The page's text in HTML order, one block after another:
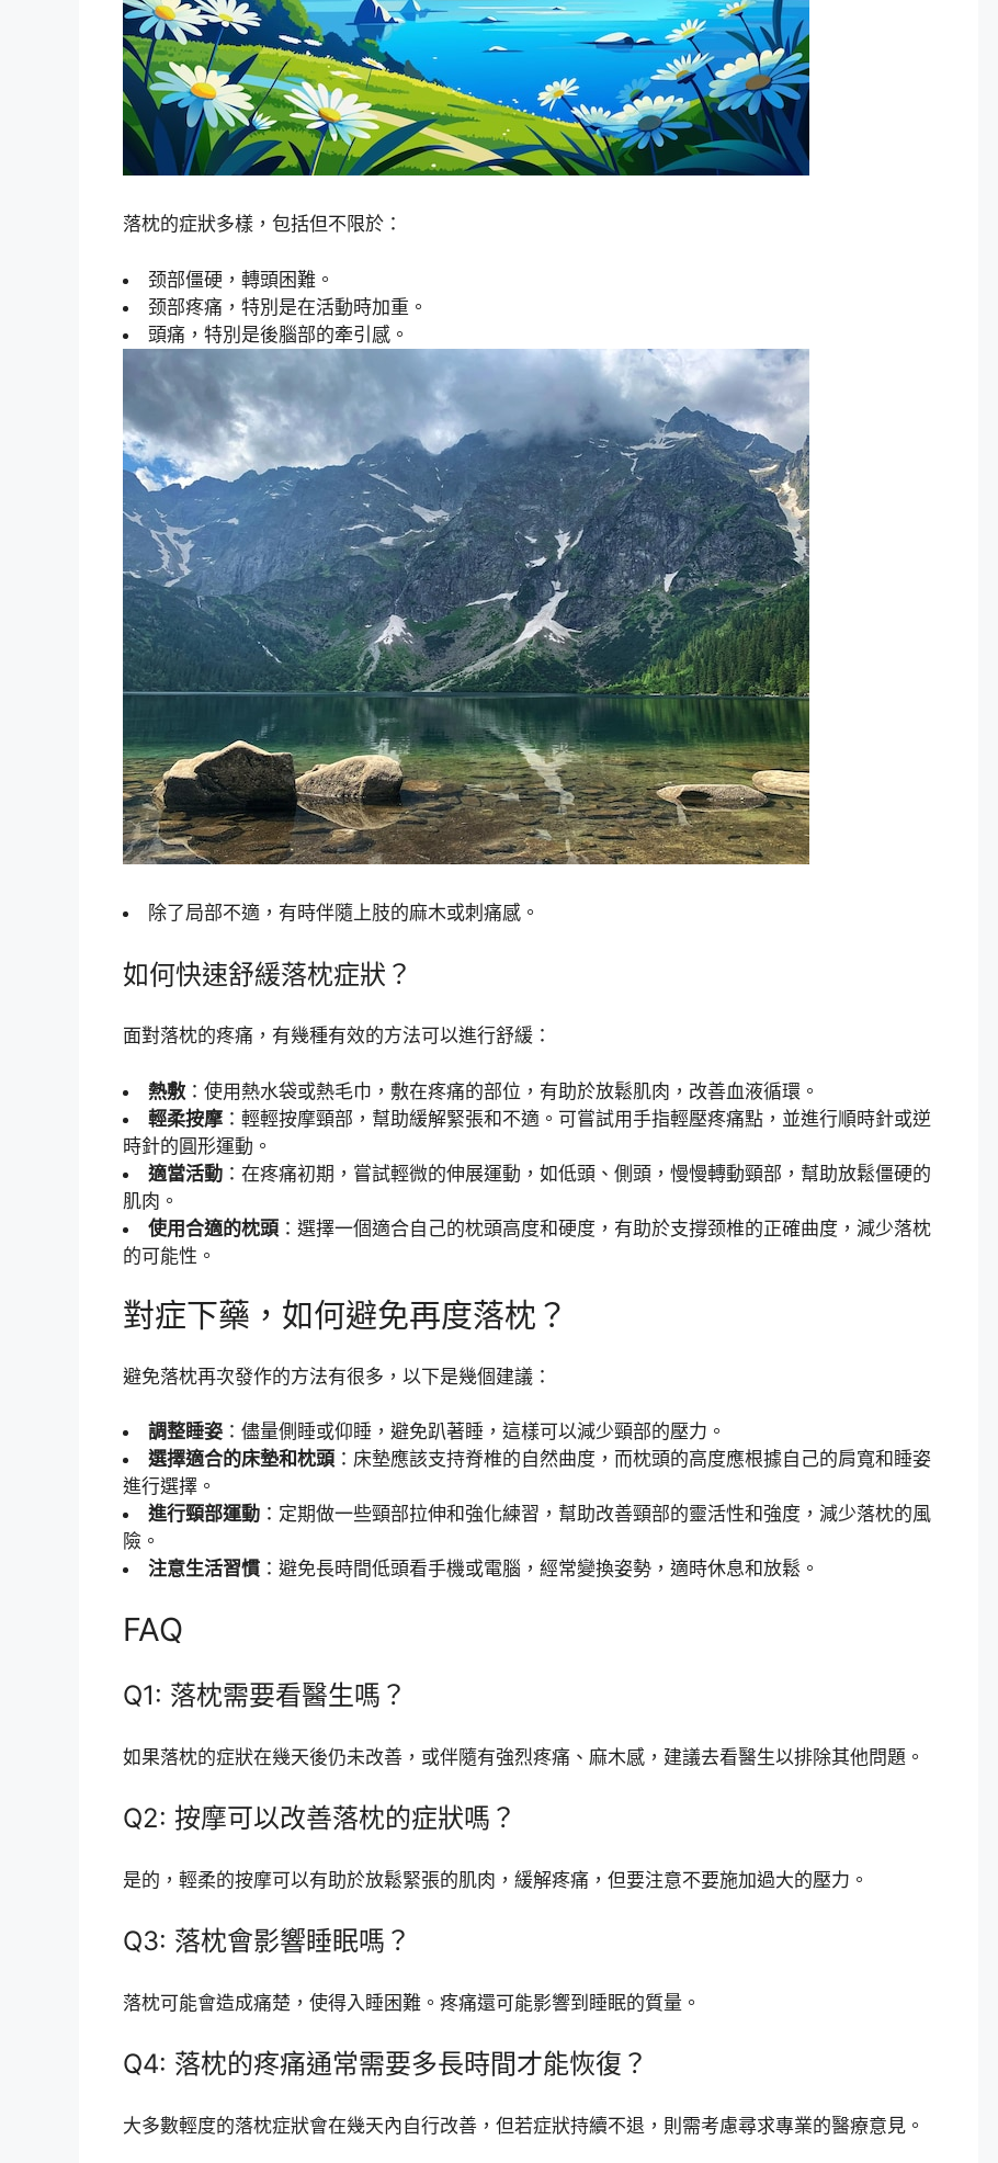
落枕的症狀多樣，包括但不限於：
颈部僵硬，轉頭困難。
颈部疼痛，特別是在活動時加重。
頭痛，特別是後腦部的牽引感。
除了局部不適，有時伴隨上肢的麻木或刺痛感。
如何快速舒緩落枕症狀？
面對落枕的疼痛，有幾種有效的方法可以進行舒緩：
熱敷 ：使用熱水袋或熱毛巾，敷在疼痛的部位，有助於放鬆肌肉，改善血液循環。
輕柔按摩 ：輕輕按摩頸部，幫助緩解緊張和不適。可嘗試用手指輕壓疼痛點，並進行順時針或逆
時針的圓形運動。
適當活動 ：在疼痛初期，嘗試輕微的伸展運動，如低頭、側頭，慢慢轉動頸部，幫助放鬆僵硬的
肌肉。
使用合適的枕頭 ：選擇一個適合自己的枕頭高度和硬度，有助於支撐颈椎的正確曲度，減少落枕
的可能性。
對症下藥，如何避免再度落枕？
避免落枕再次發作的方法有很多，以下是幾個建議：
調整睡姿 ：儘量側睡或仰睡，避免趴著睡，這樣可以減少頸部的壓力。
選擇適合的床墊和枕頭 ：床墊應該支持脊椎的自然曲度，而枕頭的高度應根據自己的肩寬和睡姿
進行選擇。
進行頸部運動 ：定期做一些頸部拉伸和強化練習，幫助改善頸部的靈活性和強度，減少落枕的風
險。
注意生活習慣 ：避免長時間低頭看手機或電腦，經常變換姿勢，適時休息和放鬆。
FAQ
Q1: 落枕需要看醫生嗎？
如果落枕的症狀在幾天後仍未改善，或伴隨有強烈疼痛、麻木感，建議去看醫生以排除其他問題。
Q2: 按摩可以改善落枕的症狀嗎？
是的，輕柔的按摩可以有助於放鬆緊張的肌肉，緩解疼痛，但要注意不要施加過大的壓力。
Q3: 落枕會影響睡眠嗎？
落枕可能會造成痛楚，使得入睡困難。疼痛還可能影響到睡眠的質量。
Q4: 落枕的疼痛通常需要多長時間才能恢復？
大多數輕度的落枕症狀會在幾天內自行改善，但若症狀持續不退，則需考慮尋求專業的醫療意見。